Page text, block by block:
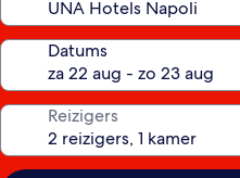
Datums
Reizigers